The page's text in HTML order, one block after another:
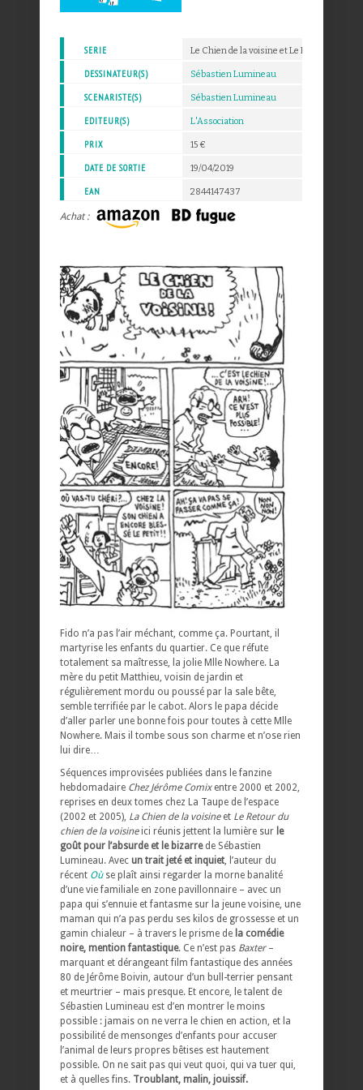
SERIE Le Chien de la voisine et Le Retour du
DESSINATEUR(S) Sébastien Lumineau
SCENARISTE(S) Sébastien Lumineau
EDITEUR(S) L'Association
PRIX 15 €
DATE DE SORTIE 19/04/2019
EAN 2844147437
Achat :
Fido n’a pas l’air méchant, comme ça. Pourtant, il
martyrise les enfants du quartier. Ce que réfute
totalement sa maîtresse, la jolie Mlle Nowhere. La
mère du petit Matthieu, voisin de jardin et
régulièrement mordu ou poussé par la sale bête,
semble terrifiée par le cabot. Alors le papa décide
d’aller parler une bonne fois pour toutes à cette Mlle
Nowhere. Mais il tombe sous son charme et n’ose rien
lui dire…
Séquences improvisées publiées dans le fanzine
hebdomadaire Chez Jérôme Comixentre 2000 et 2002,
reprises en deux tomes chez La Taupe de l’espace
(2002 et 2005), La Chien de la voisineet Le Retour du
chien de la voisineici réunis jettent la lumière sur le
goût pour l’absurde et le bizarrede Sébastien
Lumineau. Avec un trait jeté et inquiet, l’auteur du
récent Oùse plaît ainsi regarder la morne banalité
d’une vie familiale en zone pavillonnaire – avec un
papa qui s’ennuie et fantasme sur la jeune voisine, une
maman qui n’a pas perdu ses kilos de grossesse et un
gamin chialeur – à travers le prisme de la comédie
noire, mention fantastique. Ce n’est pas Baxter–
marquant et dérangeant film fantastique des années
80 de Jérôme Boivin, autour d’un bull-terrier pensant
et meurtrier – mais presque. Et encore, le talent de
Sébastien Lumineau est d’en montrer le moins
possible : jamais on ne verra le chien en action, et la
possibilité de mensonges d’enfants pour accuser
l’animal de leurs propres bêtises est hautement
possible. On ne sait pas qui veut quoi, qui va tuer qui,
et à quelles fins. Troublant, malin, jouissif.